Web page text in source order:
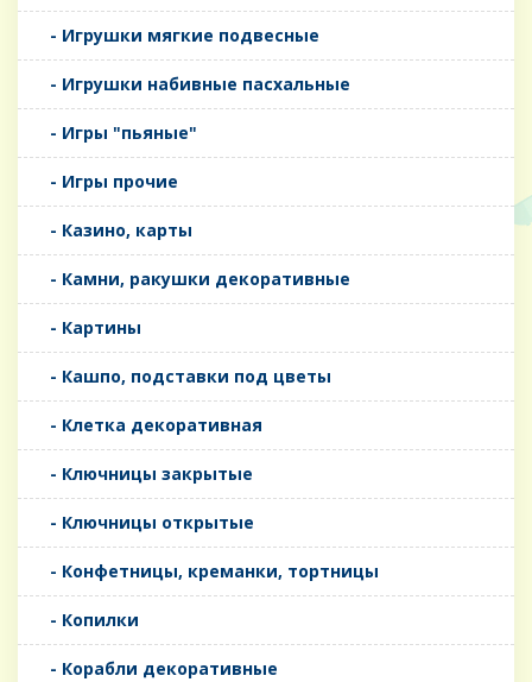
- Игрушки мягкие подвесные
- Игрушки набивные пасхальные
- Игры "пьяные"
- Игры прочие
- Казино, карты
- Камни, ракушки декоративные
- Картины
- Кашпо, подставки под цветы
- Клетка декоративная
- Ключницы закрытые
- Ключницы открытые
- Конфетницы, креманки, тортницы
- Копилки
- Корабли декоративные